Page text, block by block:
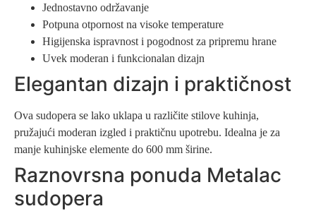
Jednostavno održavanje
Potpuna otpornost na visoke temperature
Higijenska ispravnost i pogodnost za pripremu hrane
Uvek moderan i funkcionalan dizajn
Elegantan dizajn i praktičnost
Ova sudopera se lako uklapa u različite stilove kuhinja,
pružajući moderan izgled i praktičnu upotrebu. Idealna je za
manje kuhinjske elemente do 600 mm širine.
Raznovrsna ponuda Metalac
sudopera